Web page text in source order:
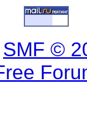
SMF ©